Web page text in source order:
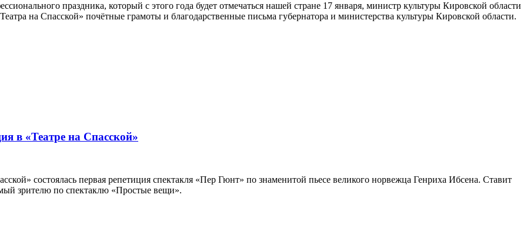
праздника, который с этого года будет отмечаться нашей стране 17 января, министр культуры Кировской области
на Спасской» почётные грамоты и благодарственные письма губернатора и министерства культуры Кировской области.
в «Театре на Спасской»
состоялась первая репетиция спектакля «Пер Гюнт» по знаменитой пьесе великого норвежца Генриха Ибсена. Ставит
зрителю по спектаклю «Простые вещи».